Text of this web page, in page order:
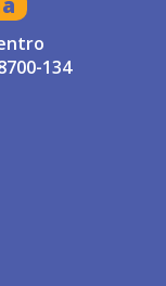
134